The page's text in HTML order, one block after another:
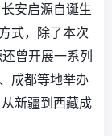
安启源自诞生
式，除了本次
曾开展一系列
成都等地举办
新疆到西藏成